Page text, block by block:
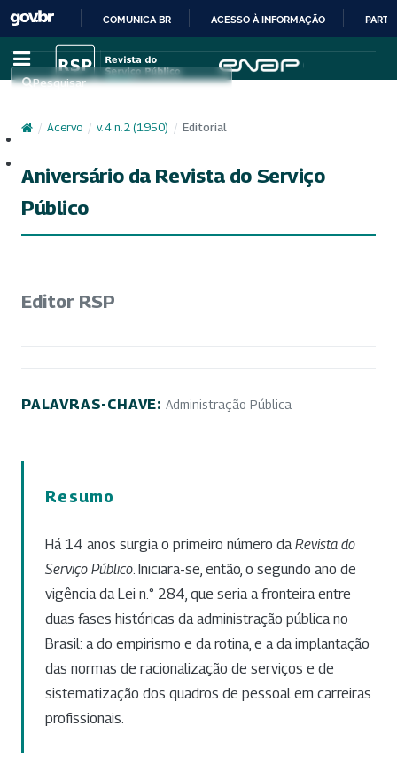
IR
PARA
CONTEÚDO
COMUNICA BR ACESSO À INFORMAÇÃO
Pesquisar
/ Acervo / v. 4 n. 2 (1950) / Editorial
Aniversário da Revista do Serviço
Público
Editor RSP
PALAVRAS-CHAVE: Administração Pública
Resumo
Há 14 anos surgia o primeiro número da Revista do
Serviço Público . Iniciara-se, então, o segundo ano de
vigência da Lei n.° 284, que seria a fronteira entre
duas fases históricas da administração pública no
Brasil: a do empirismo e da rotina, e a da implantação
das normas de racionalização de serviços e de
sistematização dos quadros de pessoal em carreiras
profissionais.